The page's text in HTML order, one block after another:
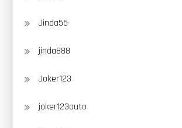
Jinda55
jinda888
Joker123
joker123auto